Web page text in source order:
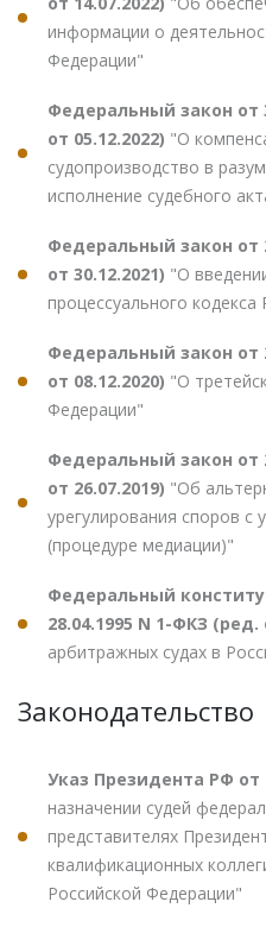
информации о
Федерации"
Федеральный закон от
от 05.12.2022) "О
судопроизводство в
исполнение судебного
Федеральный закон от
от 30.12.2021) "О
процессуального
Федеральный закон от
от 08.12.2020) "О
Федерации"
Федеральный закон от
от 26.07.2019) "Об
урегулирования споров с
(процедуре медиации)"
Федеральный
28.04.1995 N 1-ФКЗ (ред.
арбитражных судах в
Законодательство
Указ Президента РФ от
назначении судей
представителях
квалификационных
Российской Федерации"